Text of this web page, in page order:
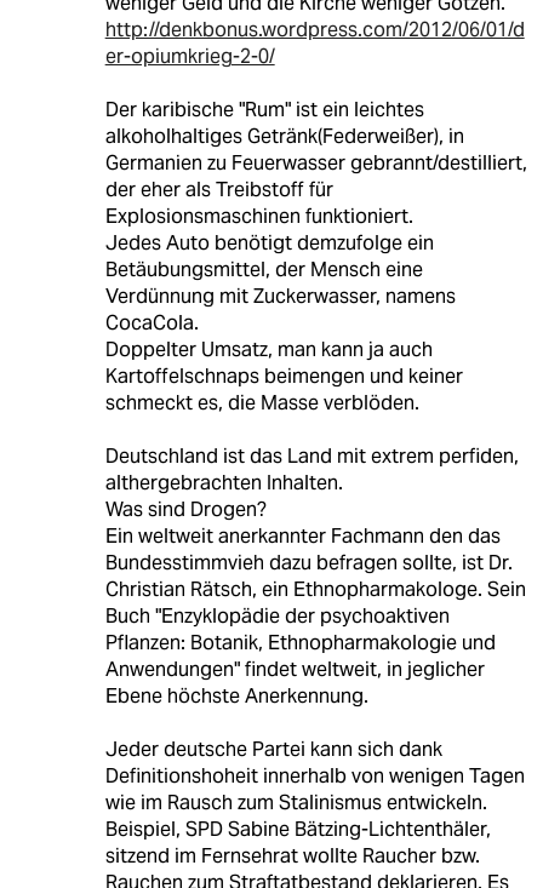
http://denkbonus.wordpress.com/2012/06/01/d
er-opiumkrieg-2-0/
Der karibische "Rum" ist ein leichtes
alkoholhaltiges Getränk(Federweißer), in
Germanien zu Feuerwasser gebrannt/destilliert,
der eher als Treibstoff für
Explosionsmaschinen funktioniert.
Jedes Auto benötigt demzufolge ein
Betäubungsmittel, der Mensch eine
Verdünnung mit Zuckerwasser, namens
CocaCola.
Doppelter Umsatz, man kann ja auch
Kartoffelschnaps beimengen und keiner
schmeckt es, die Masse verblöden.
Deutschland ist das Land mit extrem perfiden,
althergebrachten Inhalten.
Was sind Drogen?
Ein weltweit anerkannter Fachmann den das
Bundesstimmvieh dazu befragen sollte, ist Dr.
Christian Rätsch, ein Ethnopharmakologe. Sein
Buch "Enzyklopädie der psychoaktiven
Pflanzen: Botanik, Ethnopharmakologie und
Anwendungen" findet weltweit, in jeglicher
Ebene höchste Anerkennung.
Jeder deutsche Partei kann sich dank
Definitionshoheit innerhalb von wenigen Tagen
wie im Rausch zum Stalinismus entwickeln.
Beispiel, SPD Sabine Bätzing-Lichtenthäler,
sitzend im Fernsehrat wollte Raucher bzw.
Rauchen zum Straftatbestand deklarieren. Es